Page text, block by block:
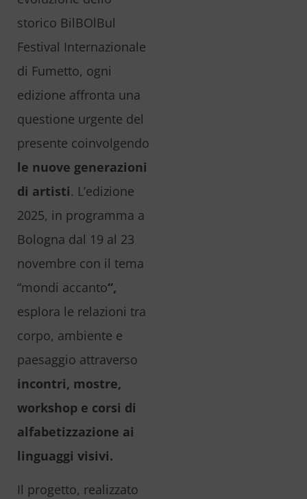
storico BilBOlBul
Festival Internazionale
di Fumetto, ogni
edizione affronta una
questione urgente del
presente coinvolgendo
le nuove generazioni
di artisti. L’edizione
2025, in programma a
Bologna dal 19 al 23
novembre con il tema
“mondi accanto“,
esplora le relazioni tra
corpo, ambiente e
paesaggio attraverso
incontri, mostre,
workshop e corsi di
alfabetizzazione ai
linguaggi visivi.
Il progetto, realizzato